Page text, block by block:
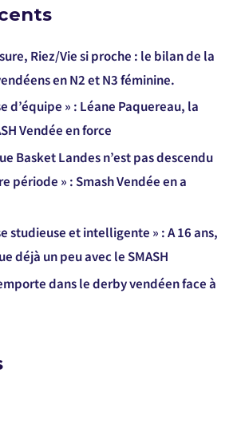
Riez/Vie si proche : le bilan de la
en N2 et N3 féminine.
d’équipe » : Léane Paquereau, la
Vendée en force
Basket Landes n’est pas descendu
période » : Smash Vendée en a
studieuse et intelligente » : A 16 ans,
déjà un peu avec le SMASH
dans le derby vendéen face à